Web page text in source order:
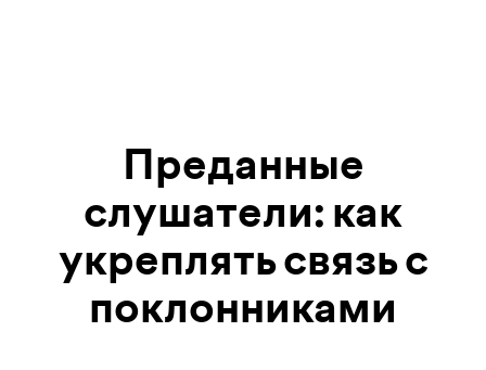
Преданные
слушатели: как
укреплять связь с
поклонниками